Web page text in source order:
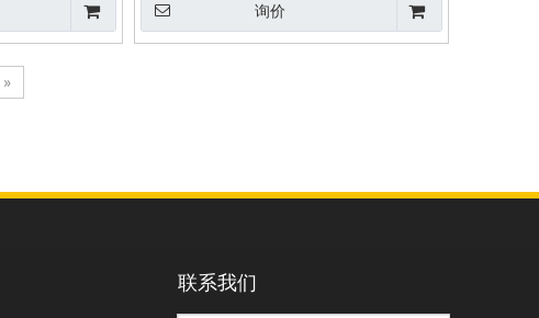
询价
»
联系我们